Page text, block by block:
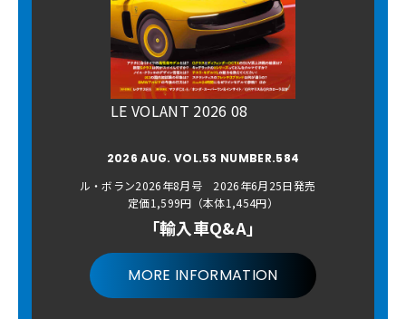
LE VOLANT 2026 08
2026 AUG. VOL.53 NUMBER.584
ル・ボラン2026年8月号 2026年6月25日発売
定価1,599円（本体1,454円）
「輸入車Q&A」
MORE INFORMATION